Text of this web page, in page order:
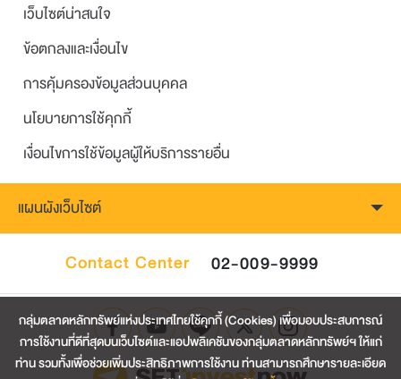
เว็บไซต์น่าสนใจ
ข้อตกลงและเงื่อนไข
การคุ้มครองข้อมูลส่วนบุคคล
นโยบายการใช้คุกกี้
เงื่อนไขการใช้ข้อมูลผู้ให้บริการรายอื่น
แผนผังเว็บไซต์
Contact Center 02-009-9999
กลุ่มตลาดหลักทรัพย์แห่งประเทศไทยใช้คุกกี้ (Cookies) เพื่อมอบประสบการณ์
การใช้งานที่ดีที่สุดบนเว็บไซต์และแอปพลิเคชันของกลุ่มตลาดหลักทรัพย์ฯ ให้แก่
ท่าน รวมทั้งเพื่อช่วยเพิ่มประสิทธิภาพการใช้งาน ท่านสามารถศึกษารายละเอียด